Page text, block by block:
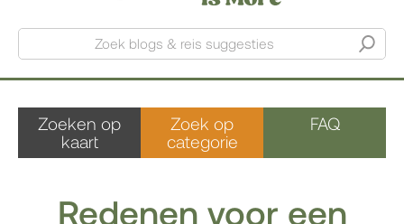
Zoek blogs & reis suggesties
Zoeken op
kaart
Zoek op
categorie
FAQ
Redenen voor een